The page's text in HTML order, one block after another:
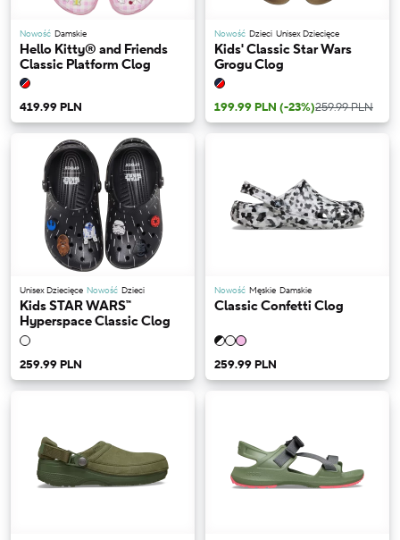
Nowość Damskie
Hello Kitty® and Friends
Classic Platform Clog
419.99 PLN
Nowość Dzieci Unisex Dziecięce
Kids' Classic Star Wars
Grogu Clog
199.99 PLN (-23%)259.99 PLN
Unisex Dziecięce Nowość Dzieci
Kids STAR WARS™
Hyperspace Classic Clog
259.99 PLN
Nowość Męskie Damskie
Classic Confetti Clog
259.99 PLN